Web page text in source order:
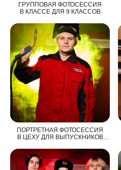
ГРУППОВАЯ ФОТОСЕССИЯ
В КЛАССЕ ДЛЯ 9 КЛАССОВ
ПОРТРЕТНАЯ ФОТОСЕССИЯ
В ЦЕХУ ДЛЯ ВЫПУСКНИКОВ